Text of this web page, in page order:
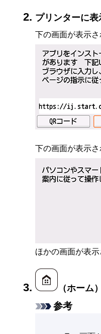
プリンターに表
下の画面が表示
下の画面が表示さ
ほかの画面が表
（ホーム
参考